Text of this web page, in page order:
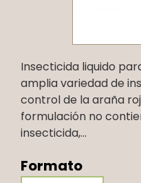
Insecticida liquido
amplia variedad de
control de la araña
formulación no
insecticida,...
Formato